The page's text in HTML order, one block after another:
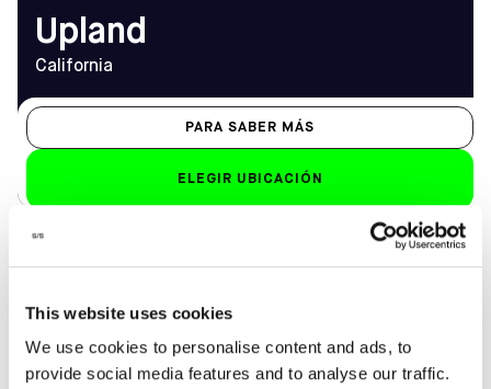
This website uses cookies
We use cookies to personalise content and ads, to
provide social media features and to analyse our traffic.
Upland
California
PARA SABER MÁS
ELEGIR UBICACIÓN
HORARIO DE
los viernes)
Sáb-Dom
Cómo llegar
TELÉFONO
(510) 814-4999